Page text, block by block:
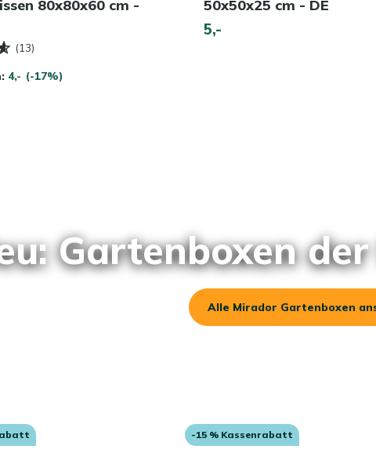
80x80x60 cm -
(13)
4,- (-17%)
50x50x25 cm - DE
5,-
Gartenboxen
Alle Mirador Gartenboxen
-15 % Kassenrabatt